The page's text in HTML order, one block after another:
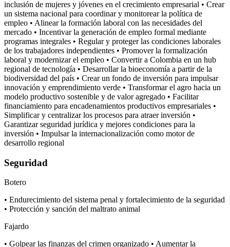
inclusión de mujeres y jóvenes en el crecimiento empresarial • Crear
un sistema nacional para coordinar y monitorear la política de
empleo • Alinear la formación laboral con las necesidades del
mercado • Incentivar la generación de empleo formal mediante
programas integrales • Regular y proteger las condiciones laborales
de los trabajadores independientes • Promover la formalización
laboral y modernizar el empleo • Convertir a Colombia en un hub
regional de tecnología • Desarrollar la bioeconomía a partir de la
biodiversidad del país • Crear un fondo de inversión para impulsar
innovación y emprendimiento verde • Transformar el agro hacia un
modelo productivo sostenible y de valor agregado • Facilitar
financiamiento para encadenamientos productivos empresariales •
Simplificar y centralizar los procesos para atraer inversión •
Garantizar seguridad jurídica y mejores condiciones para la
inversión • Impulsar la internacionalización como motor de
desarrollo regional
Seguridad
Botero
• Endurecimiento del sistema penal y fortalecimiento de la seguridad
• Protección y sanción del maltrato animal
Fajardo
• Golpear las finanzas del crimen organizado • Aumentar la